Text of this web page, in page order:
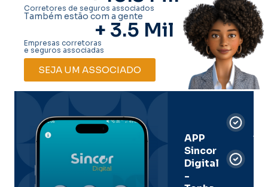
Corretores de seguros associados
Também estão com a gente
+ 3.5 Mil
Empresas corretoras
e seguros associadas
SEJA UM ASSOCIADO
APP
Sincor
Digital
-